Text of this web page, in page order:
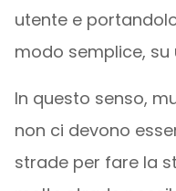
utente e
modo semplice,
In questo senso,
non ci devono
strade per fare la